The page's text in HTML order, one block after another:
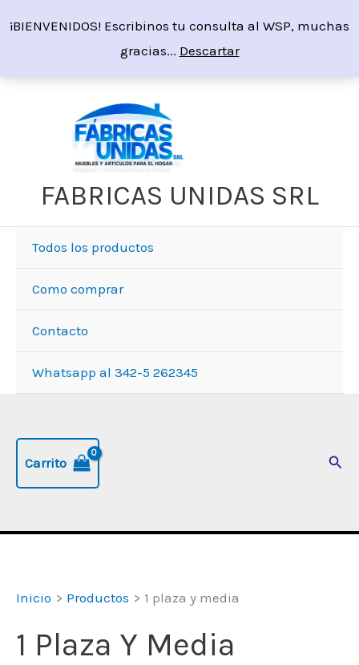
¡BIENVENIDOS! Escribinos tu consulta al WSP, muchas
gracias... Descartar
FABRICAS UNIDAS SRL
Todos los productos
Como comprar
Contacto
Whatsapp al 342-5 262345
Carrito
Inicio Productos 1 plaza y media
1 Plaza Y Media